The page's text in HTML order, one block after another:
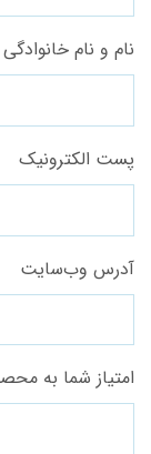
نام و نام خانوادگی
پست الکترونیک
آدرس وب‌سایت
امتیاز شما به